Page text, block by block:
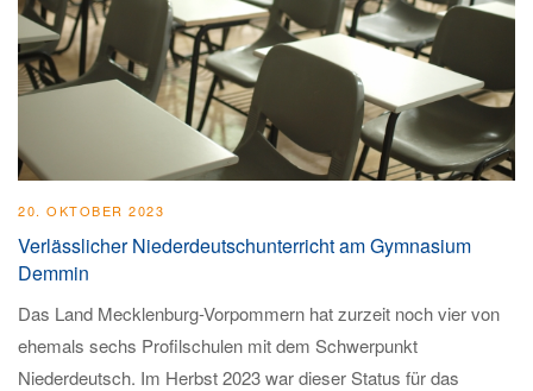
20. OKTOBER 2023
Verlässlicher Niederdeutschunterricht am Gymnasium
Demmin
Das Land Mecklenburg-Vorpommern hat zurzeit noch vier von
ehemals sechs Profilschulen mit dem Schwerpunkt
Niederdeutsch. Im Herbst 2023 war dieser Status für das